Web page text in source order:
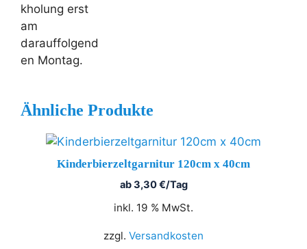
kholung erst
am
darauffolgend
en Montag.
Ähnliche Produkte
Kinderbierzeltgarnitur 120cm x 40cm
ab3,30€/Tag
inkl. 19 % MwSt.
zzgl. Versandkosten